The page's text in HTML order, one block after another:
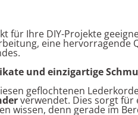
für Ihre DIY-Projekte
eine hervorragende
und einzigartige
geflochtenen
verwendet. Dies sorgt für
wissen, denn gerade im